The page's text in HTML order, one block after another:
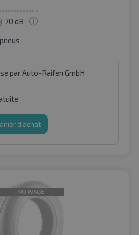
70 dB
par Auto-Raifen GmbH
d'achat